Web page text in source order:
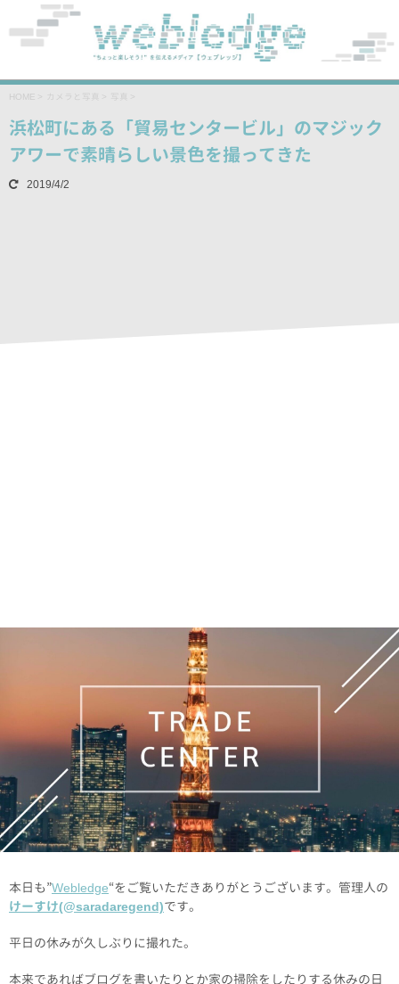
HOME カメラと写真 写真
浜松町にある「貿易センタービル」のマジック
アワーで素晴らしい景色を撮ってきた
2019/4/2
本日も”Webledge“をご覧いただきありがとうございます。管理人の
けーすけ(@saradaregend)です。
平日の休みが久しぶりに撮れた。
本来であればブログを書いたりとか家の掃除をしたりする休みの日